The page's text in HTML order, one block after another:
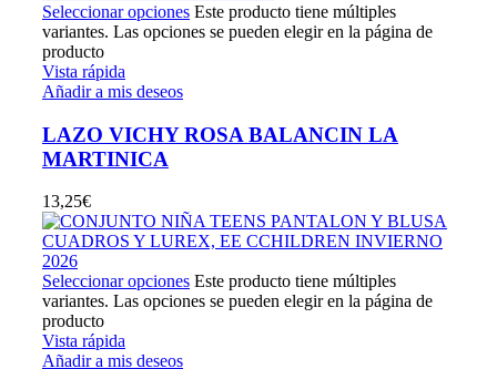
Seleccionar opciones Este producto tiene múltiples
variantes. Las opciones se pueden elegir en la página de
producto
Vista rápida
Añadir a mis deseos
LAZO VICHY ROSA BALANCIN LA
MARTINICA
13,25€
Seleccionar opciones Este producto tiene múltiples
variantes. Las opciones se pueden elegir en la página de
producto
Vista rápida
Añadir a mis deseos